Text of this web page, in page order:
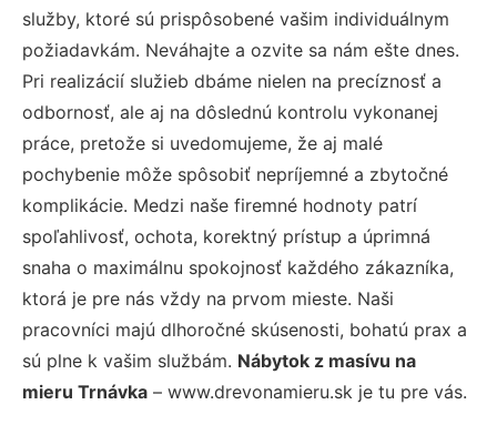
služby, ktoré sú prispôsobené vašim individuálnym
požiadavkám. Neváhajte a ozvite sa nám ešte dnes.
Pri realizácií služieb dbáme nielen na precíznosť a
odbornosť, ale aj na dôslednú kontrolu vykonanej
práce, pretože si uvedomujeme, že aj malé
pochybenie môže spôsobiť nepríjemné a zbytočné
komplikácie. Medzi naše firemné hodnoty patrí
spoľahlivosť, ochota, korektný prístup a úprimná
snaha o maximálnu spokojnosť každého zákazníka,
ktorá je pre nás vždy na prvom mieste. Naši
pracovníci majú dlhoročné skúsenosti, bohatú prax a
sú plne k vašim službám. Nábytok z masívu na
mieru Trnávka – www.drevonamieru.sk je tu pre vás.